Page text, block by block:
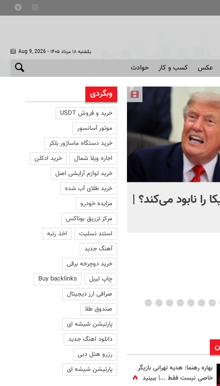
Aug 9, 2026 - یکشنبه ۱۸ مرداد ۱۴۰۵
عکس کسب و کار حوادث
را نابود می‌کند؟ |
تصویری دردناک از دلفینی
یک هفته کنار جسد
ماند | ویدئو
بهاره رهنما: هدیه تهرانی بازیگر
خاصی نیست فقط ...|‌ ببینید
وبگردی
خرید و فروش USDT
موتور آسانسور
خرید دستگاه ماساژور بلکر
اجاره ویلا شمال
خرید ادکلن
خرید لوازم آرایشی اصل
خرید طلای آب شده
مزایده خودرو
مرکز تزریق بوتاکس
استند تسلیت
اخذ رتبه
آهنگ جدید
خرید دوچرخه برقی
چاپ لیبل
Buy backlinks
صرافی ارز دیجیتال
صندوق طلا
پارتیشن شیشه ای
دانلود اهنگ جدید
رزرو هتل دبی
پارتیشن شیشه ای